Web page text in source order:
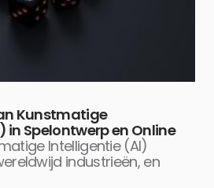
Kunstmatige
in Spelontwerp en Online
Intelligentie (AI)
industrieën, en